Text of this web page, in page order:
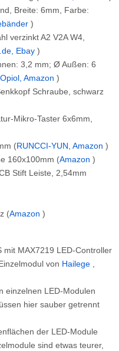
Breite: 6mm, Farbe:
)
verzinkt A2 V2A W4,
Ebay )
3,2 mm; Ø Außen: 6
Opiol, Amazon )
Schraube, schwarz
Mikro-Taster 6x6mm,
(RUNCCI-YUN, Amazon )
160x100mm (Amazon )
Stift Leiste, 2,54mm
(Amazon )
mit MAX7219 LED-Controller
von Hailege ,
einzelnen LED-Modulen
hier sauber getrennt
der LED-Module
sind etwas teurer,